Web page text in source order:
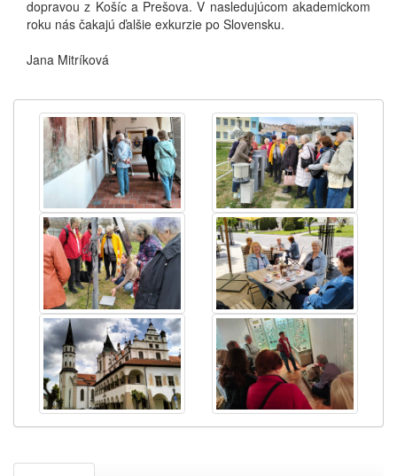
dopravou z Košíc a Prešova. V nasledujúcom akademickom
roku nás čakajú ďalšie exkurzie po Slovensku.
Jana Mitríková